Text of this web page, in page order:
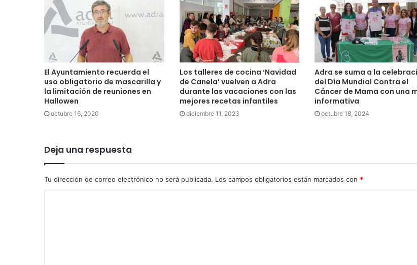
El Ayuntamiento recuerda el
uso obligatorio de mascarilla y
la limitación de reuniones en
Hallowen
octubre 16, 2020
Los talleres de cocina ‘Navidad
de Canela’ vuelven a Adra
durante las vacaciones con las
mejores recetas infantiles
diciembre 11, 2023
Adra se suma a la
del Día Mundial Contra el
Cáncer de Mama con una
informativa
octubre 18, 2024
Deja una respuesta
Tu dirección de correo electrónico no será publicada. Los campos obligatorios están marcados con *